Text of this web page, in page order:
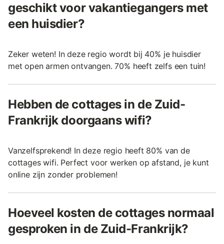
geschikt voor vakantiegangers met
een huisdier?
Zeker weten! In deze regio wordt bij 40% je huisdier
met open armen ontvangen. 70% heeft zelfs een tuin!
Hebben de cottages in de Zuid-
Frankrijk doorgaans wifi?
Vanzelfsprekend! In deze regio heeft 80% van de
cottages wifi. Perfect voor werken op afstand, je kunt
online zijn zonder problemen!
Hoeveel kosten de cottages normaal
gesproken in de Zuid-Frankrijk?